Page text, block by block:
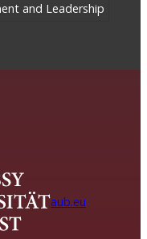
and Leadership
aub.eu